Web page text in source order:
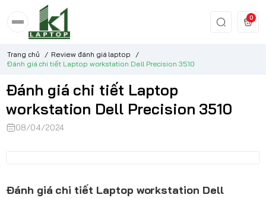
0
Trang chủ / Review đánh giá laptop
/
Đánh giá chi tiết Laptop workstation Dell Precision 3510
Đánh giá chi tiết Laptop
workstation Dell Precision 3510
08/04/2024
Đánh giá chi tiết Laptop workstation Dell